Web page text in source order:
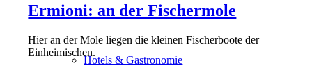
Hotels & Gastronomie
Ermioni: an der Fischermole
Hier an der Mole liegen die kleinen Fischerboote der
Einheimischen.